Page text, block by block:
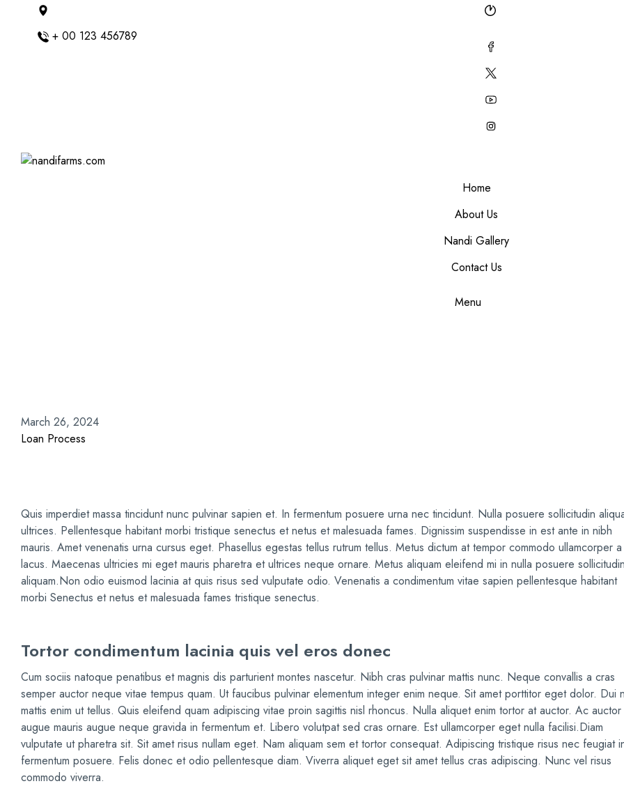
+ 00 123 456789
Home
About Us
Nandi Gallery
Contact Us
Menu
March 26, 2024
Loan Process
Quis imperdiet massa tincidunt nunc pulvinar sapien et. In fermentum posuere urna nec tincidunt. Nulla posuere sollicitudin
ultrices. Pellentesque habitant morbi tristique senectus et netus et malesuada fames. Dignissim suspendisse in est ante in nibh
mauris. Amet venenatis urna cursus eget. Phasellus egestas tellus rutrum tellus. Metus dictum at tempor commodo ullamcorper a
lacus. Maecenas ultricies mi eget mauris pharetra et ultrices neque ornare. Metus aliquam eleifend mi in nulla posuere sollicitudin
aliquam.Non odio euismod lacinia at quis risus sed vulputate odio. Venenatis a condimentum vitae sapien pellentesque habitant
morbi Senectus et netus et malesuada fames tristique senectus.
Tortor condimentum lacinia quis vel eros donec
Cum sociis natoque penatibus et magnis dis parturient montes nascetur. Nibh cras pulvinar mattis nunc. Neque convallis a cras
semper auctor neque vitae tempus quam. Ut faucibus pulvinar elementum integer enim neque. Sit amet porttitor eget dolor. Dui
mattis enim ut tellus. Quis eleifend quam adipiscing vitae proin sagittis nisl rhoncus. Nulla aliquet enim tortor at auctor. Ac auctor
augue mauris augue neque gravida in fermentum et. Libero volutpat sed cras ornare. Est ullamcorper eget nulla facilisi.Diam
vulputate ut pharetra sit. Sit amet risus nullam eget. Nam aliquam sem et tortor consequat. Adipiscing tristique risus nec feugiat
fermentum posuere. Felis donec et odio pellentesque diam. Viverra aliquet eget sit amet tellus cras adipiscing. Nunc vel risus
commodo viverra.